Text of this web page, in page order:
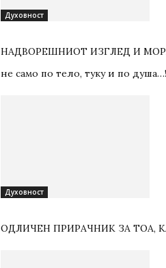
Духовност
НАДВОРЕШНИОТ ИЗГЛЕД И
не само по тело, туку и по душа…!
Духовност
ОДЛИЧЕН ПРИРАЧНИК ЗА ТОА,